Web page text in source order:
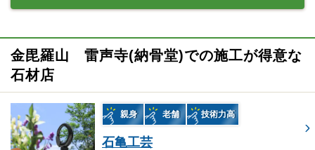
金毘羅山 雷声寺(納骨堂)での施工が得意な
石材店
親身 老舗 技術力高
石亀工芸